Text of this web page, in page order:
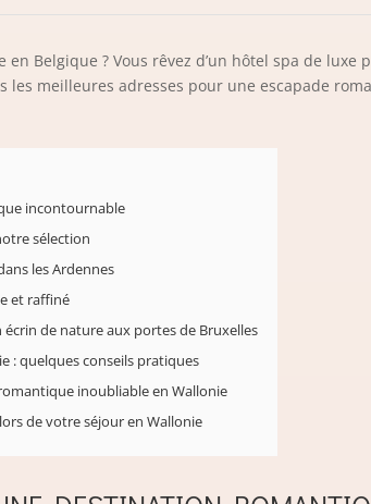
Belgique ? Vous rêvez d’un hôtel spa de
meilleures adresses pour une escapade
incontournable
sélection
les Ardennes
et raffiné
écrin de nature aux portes de Bruxelles
: quelques conseils pratiques
inoubliable en Wallonie
de votre séjour en Wallonie